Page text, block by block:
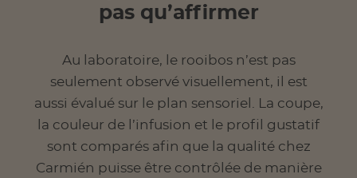
pas qu’affirmer
Au laboratoire, le rooibos n’est pas
seulement observé visuellement, il est
aussi évalué sur le plan sensoriel. La coupe,
la couleur de l’infusion et le profil gustatif
sont comparés afin que la qualité chez
Carmién puisse être contrôlée de manière